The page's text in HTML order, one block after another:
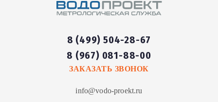
8 (499) 504-28-67
8 (967) 081-88-00
ЗАКАЗАТЬ ЗВОНОК
info@vodo-proekt.ru